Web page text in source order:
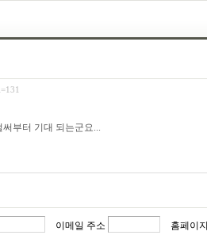
부터 기대 되는군요...
이메일 주소 홈페이지